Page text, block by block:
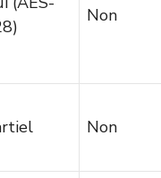
Non
Non